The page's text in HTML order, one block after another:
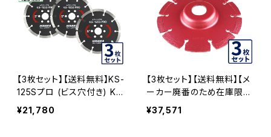
【3枚セット】【送料無料】KS-
125Sプロ (ビス穴付き) KS
セグメントプロ 5インチ 125
mm みかげ石などの切断用
¥21,780
【3枚セット】【送料無料】【メ
ーカー廃番のため在庫限り
で終売予定】KSダイヤセグ
メント KS-125Sプロ 22穴
¥37,571